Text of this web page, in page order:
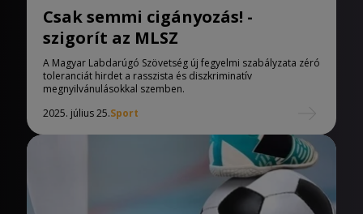
Csak semmi cigányozás! -
szigorít az MLSZ
A Magyar Labdarúgó Szövetség új fegyelmi szabályzata zéró
toleranciát hirdet a rasszista és diszkriminatív
megnyilvánulásokkal szemben.
2025. július 25.Sport